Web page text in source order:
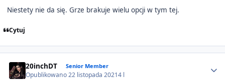
Niestety nie da się. Grze brakuje wielu opcji w tym tej.
Cytuj
20inchDT Senior Member
Opublikowano22 listopada 20214 l